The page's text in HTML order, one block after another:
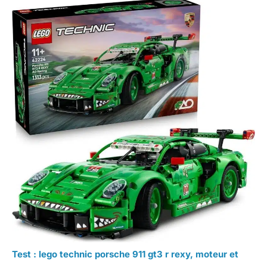
Test : lego technic porsche 911 gt3 r rexy, moteur et